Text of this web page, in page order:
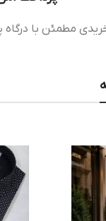
مطمئن با درگاه